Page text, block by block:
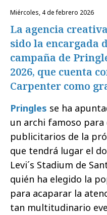
miércoles, 4 de febrero 2026
La agencia
sido la encargada
campaña de
2026, que cuenta
Carpenter como
Pringles se ha
un archi famoso para
publicitarios de la
que tendrá lugar el
Levi´s Stadium de
quién ha elegido la
para acaparar la
tan multitudinario